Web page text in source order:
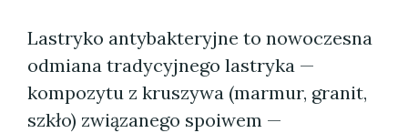
Lastryko antybakteryjne to nowoczesna
odmiana tradycyjnego lastryka —
kompozytu z kruszywa (marmur, granit,
szkło) związanego spoiwem —